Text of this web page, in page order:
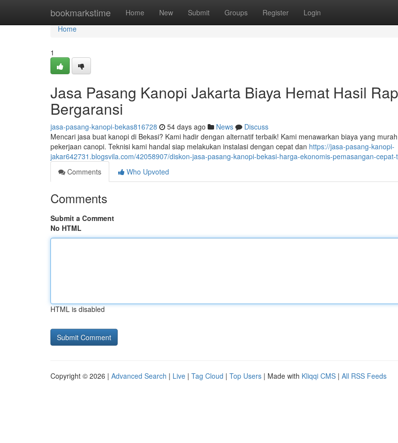
bookmarkstime Home New Submit Groups Register Login
Home
Home
1
Jasa Pasang Kanopi Jakarta Biaya Hemat Hasil
Bergaransi
jasa-pasang-kanopi-bekas816728 54 days ago News
Discuss
Mencari jasa buat kanopi di Bekasi? Kami hadir dengan alternatif terbaik! Kami menawarkan biaya yang
pekerjaan canopi. Teknisi kami handal siap melakukan instalasi dengan cepat dan https://jasa-pasang-kanopi-
jakar642731.blogsvila.com/42058907/diskon-jasa-pasang-kanopi-bekasi-harga-ekonomis-pemasangan-
Comments
Who Upvoted
Comments
Submit a Comment
No HTML
HTML is disabled
Copyright © 2026 | Advanced Search | Live | Tag Cloud | Top Users | Made with Kliqqi CMS | All RSS Feeds